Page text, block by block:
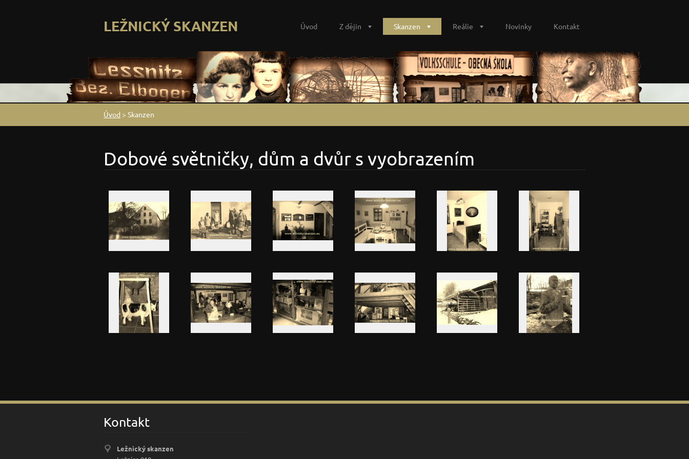
LEŽNICKÝ SKANZEN Úvod Z dějin Skanzen Reálie Novinky Kontakt
Úvod > Skanzen
Dobové světničky, dům a dvůr s vyobrazením
Kontakt
Ležnický skanzen